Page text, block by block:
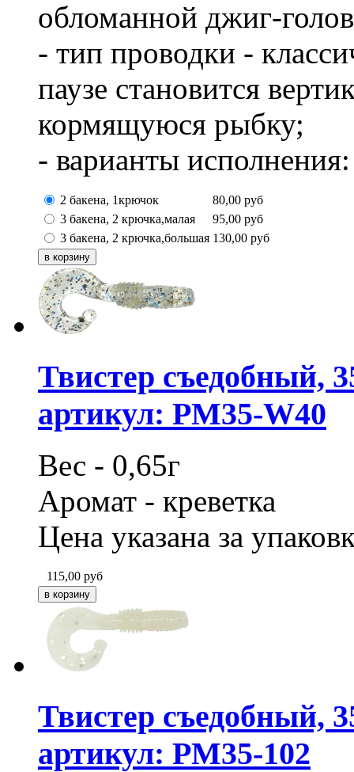
обломанной джиг-
- тип проводки -
паузе становится
кормящуюся рыбку;
- варианты
2 бакена, 1крючок 80,00 руб
3 бакена, 2 крючка,малая
95,00 руб
3 бакена, 2 крючка,большая 130,00 руб
Твистер съедобный,
артикул: PM35-W40
Вес - 0,65г
Аромат - креветка
Цена указана за
115,00 руб
Твистер съедобный,
артикул: PM35-102